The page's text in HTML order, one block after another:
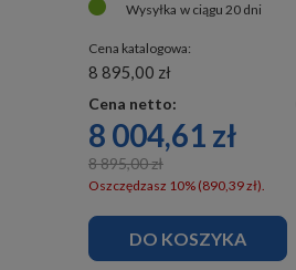
Wysyłka w ciągu 20 dni
Cena katalogowa:
8 895,00 zł
Cena netto:
8 004,61 zł
8 895,00 zł
Oszczędzasz 10% (890,39 zł).
DO KOSZYKA